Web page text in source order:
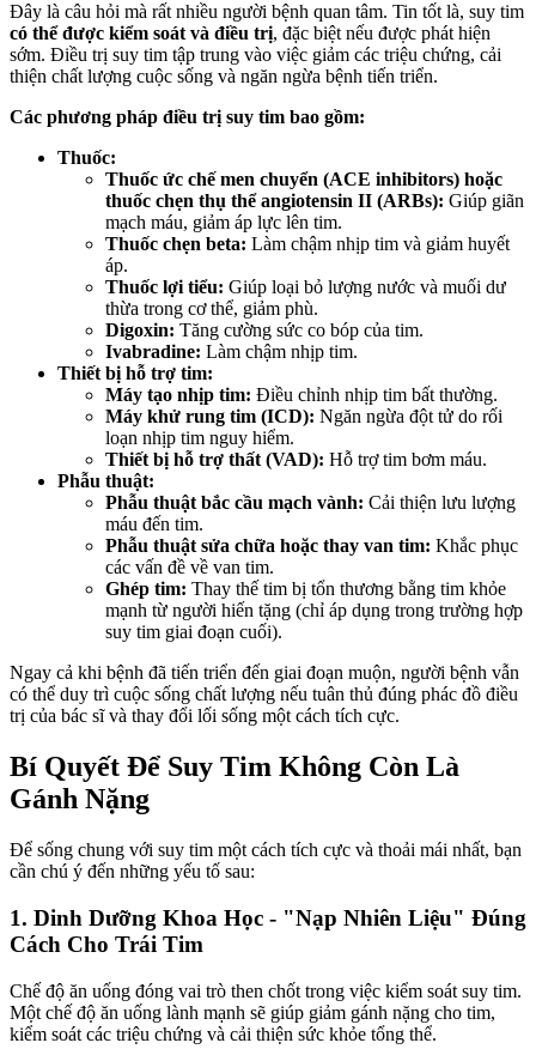
Đây là câu hỏi mà rất nhiều người bệnh quan tâm. Tin tốt là, suy tim
có thể được kiểm soát và điều trị, đặc biệt nếu được phát hiện
sớm. Điều trị suy tim tập trung vào việc giảm các triệu chứng, cải
thiện chất lượng cuộc sống và ngăn ngừa bệnh tiến triển.
Các phương pháp điều trị suy tim bao gồm:
Thuốc:
Thuốc ức chế men chuyển (ACE inhibitors) hoặc
thuốc chẹn thụ thể angiotensin II (ARBs): Giúp giãn
mạch máu, giảm áp lực lên tim.
Thuốc chẹn beta: Làm chậm nhịp tim và giảm huyết
áp.
Thuốc lợi tiểu: Giúp loại bỏ lượng nước và muối dư
thừa trong cơ thể, giảm phù.
Digoxin: Tăng cường sức co bóp của tim.
Ivabradine: Làm chậm nhịp tim.
Thiết bị hỗ trợ tim:
Máy tạo nhịp tim: Điều chỉnh nhịp tim bất thường.
Máy khử rung tim (ICD): Ngăn ngừa đột tử do rối
loạn nhịp tim nguy hiểm.
Thiết bị hỗ trợ thất (VAD): Hỗ trợ tim bơm máu.
Phẫu thuật:
Phẫu thuật bắc cầu mạch vành: Cải thiện lưu lượng
máu đến tim.
Phẫu thuật sửa chữa hoặc thay van tim: Khắc phục
các vấn đề về van tim.
Ghép tim: Thay thế tim bị tổn thương bằng tim khỏe
mạnh từ người hiến tặng (chỉ áp dụng trong trường hợp
suy tim giai đoạn cuối).
Ngay cả khi bệnh đã tiến triển đến giai đoạn muộn, người bệnh vẫn
có thể duy trì cuộc sống chất lượng nếu tuân thủ đúng phác đồ điều
trị của bác sĩ và thay đổi lối sống một cách tích cực.
Bí Quyết Để Suy Tim Không Còn Là
Gánh Nặng
Để sống chung với suy tim một cách tích cực và thoải mái nhất, bạn
cần chú ý đến những yếu tố sau:
1. Dinh Dưỡng Khoa Học - "Nạp Nhiên Liệu" Đúng
Cách Cho Trái Tim
Chế độ ăn uống đóng vai trò then chốt trong việc kiểm soát suy tim.
Một chế độ ăn uống lành mạnh sẽ giúp giảm gánh nặng cho tim,
kiểm soát các triệu chứng và cải thiện sức khỏe tổng thể.